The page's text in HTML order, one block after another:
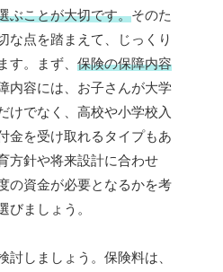
ぶことが大切です。そのた
な点を踏まえて、じっくり
す。まず、 保険の保障内容
内容には、お子さんが大学
けでなく、高校や小学校入
金を受け取れるタイプもあ
方針や将来設計に合わせ
の資金が必要となるかを考
びましょう。
討しましょう。保険料は、